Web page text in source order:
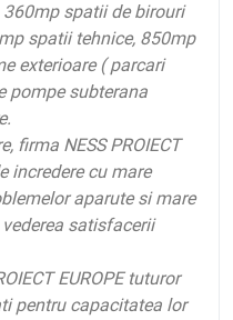
spatii de birouri
spatii tehnice, 850mp
exterioare ( parcari
pompe subterana
firma NESS PROIECT
incredere cu mare
aparute si mare
satisfacerii
EUROPE tuturor
pentru capacitatea lor